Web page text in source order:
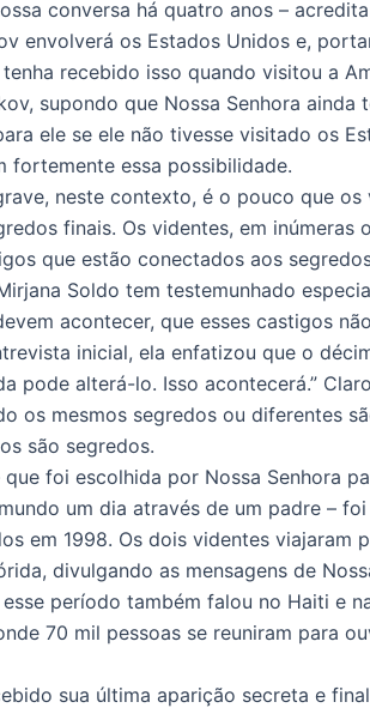
conversa há quatro anos –
envolverá os Estados Unidos e,
recebido isso quando visitou a
supondo que Nossa Senhora ainda
ele se ele não tivesse visitado os
fortemente essa possibilidade.
neste contexto, é o pouco que os
finais. Os videntes, em inúmeras
que estão conectados aos
Soldo tem testemunhado
acontecer, que esses castigos
inicial, ela enfatizou que o
pode alterá-lo. Isso acontecerá.”
os mesmos segredos ou diferentes
são segredos.
foi escolhida por Nossa Senhora
um dia através de um padre –
em 1998. Os dois videntes viajaram
divulgando as mensagens de
período também falou no Haiti e
70 mil pessoas se reuniram para
sua última aparição secreta e